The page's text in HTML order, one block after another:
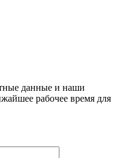
данные и наши
рабочее время для